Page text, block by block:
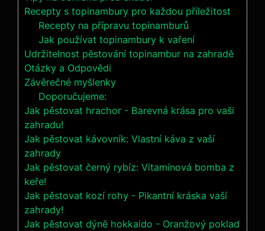
Recepty s topinambury pro každou příležitost
Recepty na přípravu topinamburů
Jak používat topinambury k vaření
Udržitelnost pěstování topinambur na zahradě
Otázky a Odpovědi
Závěrečné myšlenky
Doporučujeme:
Jak pěstovat hrachor - Barevná krása pro vaši
zahradu!
Jak pěstovat kávovník: Vlastní káva z vaší
zahrady
Jak pěstovat černý rybíz: Vitamínová bomba z
keře!
Jak pěstovat kozí rohy - Pikantní kráska vaší
zahrady!
Jak pěstovat dýně hokkaido - Oranžový poklad